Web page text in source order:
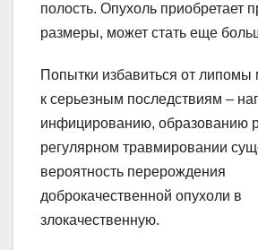
полость. Опухоль приобретает
размеры, может стать еще
Попытки избавиться от липомы
к серьезным последствиям –
инфицированию, образованию
регулярном травмировании
вероятность перерождения
доброкачественной опухоли в
злокачественную.